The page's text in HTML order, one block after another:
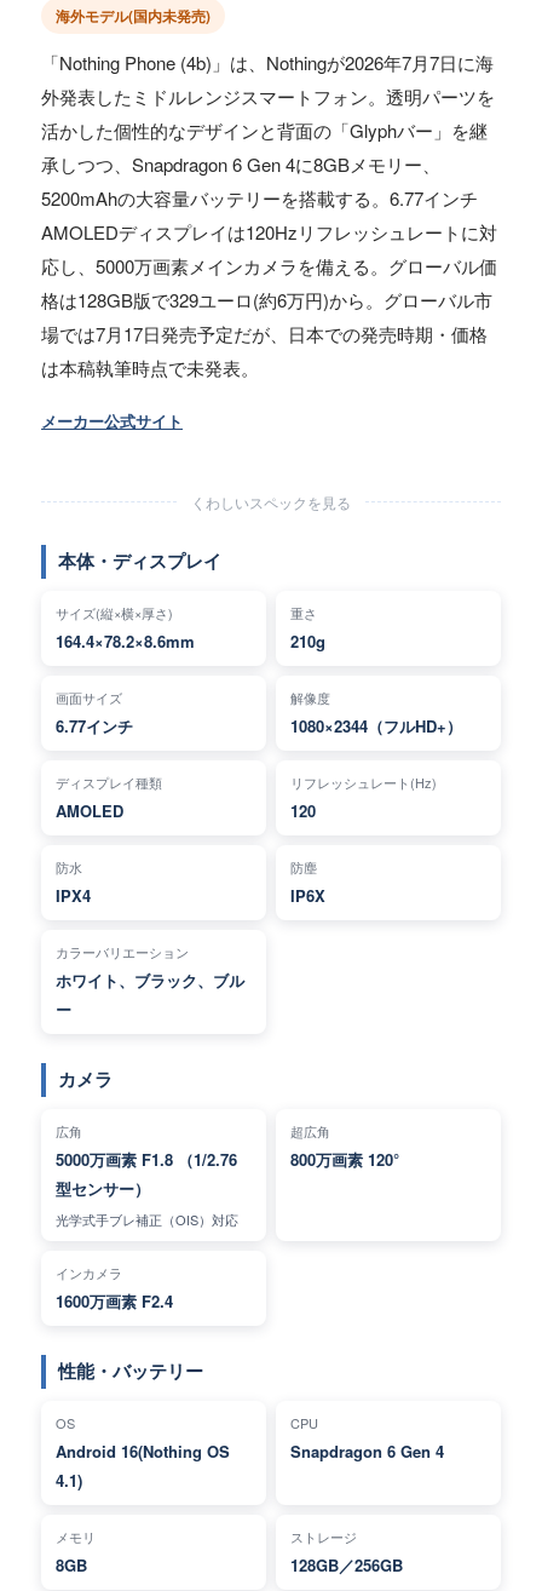
海外モデル(国内未発売)
「Nothing Phone (4b)」は、Nothingが2026年7月7日に海
外発表したミドルレンジスマートフォン。透明パーツを
活かした個性的なデザインと背面の「Glyphバー」を継
承しつつ、Snapdragon 6 Gen 4に8GBメモリー、
5200mAhの大容量バッテリーを搭載する。6.77インチ
AMOLEDディスプレイは120Hzリフレッシュレートに対
応し、5000万画素メインカメラを備える。グローバル価
格は128GB版で329ユーロ(約6万円)から。グローバル市
場では7月17日発売予定だが、日本での発売時期・価格
は本稿執筆時点で未発表。
メーカー公式サイト
くわしいスペックを見る
本体・ディスプレイ
サイズ(縦×横×厚さ)
164.4×78.2×8.6mm
重さ
210g
画面サイズ
6.77インチ
解像度
1080×2344（フルHD+）
ディスプレイ種類
AMOLED
リフレッシュレート(Hz)
120
防水
IPX4
防塵
IP6X
カラーバリエーション
ホワイト、ブラック、ブル
ー
カメラ
広角
5000万画素 F1.8 （1/2.76
型センサー）
光学式手ブレ補正（OIS）対応
超広角
800万画素 120°
インカメラ
1600万画素 F2.4
性能・バッテリー
OS
Android 16(Nothing OS
4.1)
CPU
Snapdragon 6 Gen 4
メモリ
8GB
ストレージ
128GB／256GB